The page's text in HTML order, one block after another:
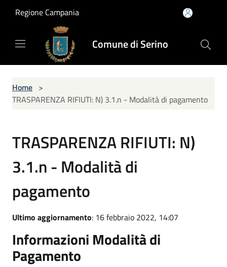
Regione Campania
Comune di Serino
Home >
TRASPARENZA RIFIUTI: N) 3.1.n - Modalità di pagamento
TRASPARENZA RIFIUTI: N)
3.1.n - Modalità di
pagamento
Ultimo aggiornamento: 16 febbraio 2022, 14:07
Informazioni Modalità di
Pagamento